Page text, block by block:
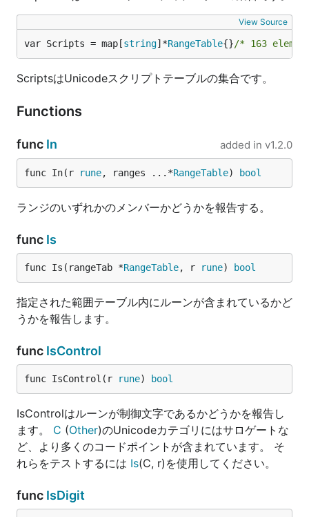
View Source
var Scripts = map[string]*RangeTable{}/* 163
ScriptsはUnicodeスクリプトテーブルの集合です。
Functions
func In added in v1.2.0
func In(r rune, ranges ...*RangeTable) bool
ランジのいずれかのメンバーかどうかを報告する。
func Is
func Is(rangeTab *RangeTable, r rune) bool
指定された範囲テーブル内にルーンが含まれているかど
うかを報告します。
func IsControl
func IsControl(r rune) bool
IsControlはルーンが制御文字であるかどうかを報告し
ます。 C (Other)のUnicodeカテゴリにはサロゲートな
ど、より多くのコードポイントが含まれています。 そ
れらをテストするには Is(C, r)を使用してください。
func IsDigit